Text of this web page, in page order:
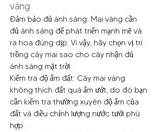
vàng
Đảm bảo đủ ánh sáng: Mai vàng cần
đủ ánh sáng để phát triển mạnh mẽ và
ra hoa đúng dịp. Vì vậy, hãy chọn vị trí
trồng cây mai sao cho cây nhận đủ
ánh sáng mặt trời.
Kiểm tra độ ẩm đất: Cây mai vàng
không thích đất quá ẩm ướt, do đó bạn
cần kiểm tra thường xuyên độ ẩm của
đất và điều chỉnh lượng nước tưới phù
hợp.